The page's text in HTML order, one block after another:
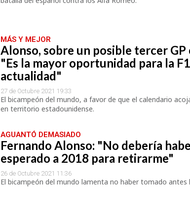
MÁS Y MEJOR
Alonso, sobre un posible tercer GP
"Es la mayor oportunidad para la
actualidad"
27 de Octubre 2021 19:33
El bicampeón del mundo, a favor de que el calendario
en territorio estadounidense.
AGUANTÓ DEMASIADO
Fernando Alonso: "No debería
esperado a 2018 para retirarme"
26 de Octubre 2021 11:36
El bicampeón del mundo lamenta no haber tomado antes